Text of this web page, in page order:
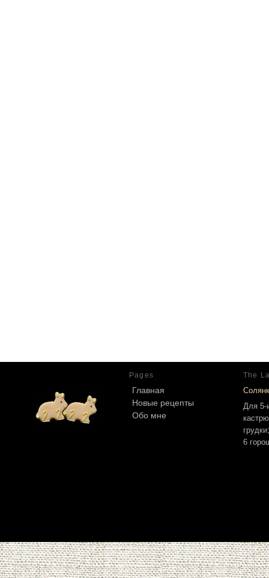
Pages
Главная
Новые рецепты
Обо мне
The
Для 5-
6